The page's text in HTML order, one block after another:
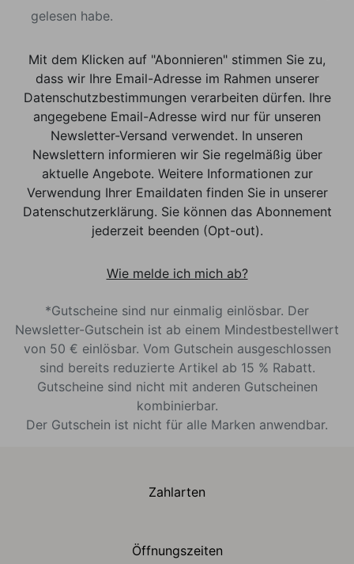
gelesen habe.
Mit dem Klicken auf "Abonnieren" stimmen Sie zu,
dass wir Ihre Email-Adresse im Rahmen unserer
Datenschutzbestimmungen verarbeiten dürfen. Ihre
angegebene Email-Adresse wird nur für unseren
Newsletter-Versand verwendet. In unseren
Newslettern informieren wir Sie regelmäßig über
aktuelle Angebote. Weitere Informationen zur
Verwendung Ihrer Emaildaten finden Sie in unserer
Datenschutzerklärung. Sie können das Abonnement
jederzeit beenden (Opt-out).
Wie melde ich mich ab?
*Gutscheine sind nur einmalig einlösbar. Der
Newsletter-Gutschein ist ab einem Mindestbestellwert
von 50 € einlösbar. Vom Gutschein ausgeschlossen
sind bereits reduzierte Artikel ab 15 % Rabatt.
Gutscheine sind nicht mit anderen Gutscheinen
kombinierbar.
Der Gutschein ist nicht für alle Marken anwendbar.
Zahlarten
Öffnungszeiten